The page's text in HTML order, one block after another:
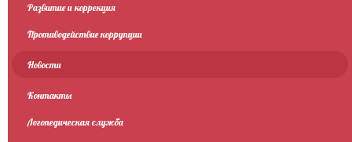
Развитие и коррекция
Противодействие коррупции
Новости
Контакты
Логопедическая служба